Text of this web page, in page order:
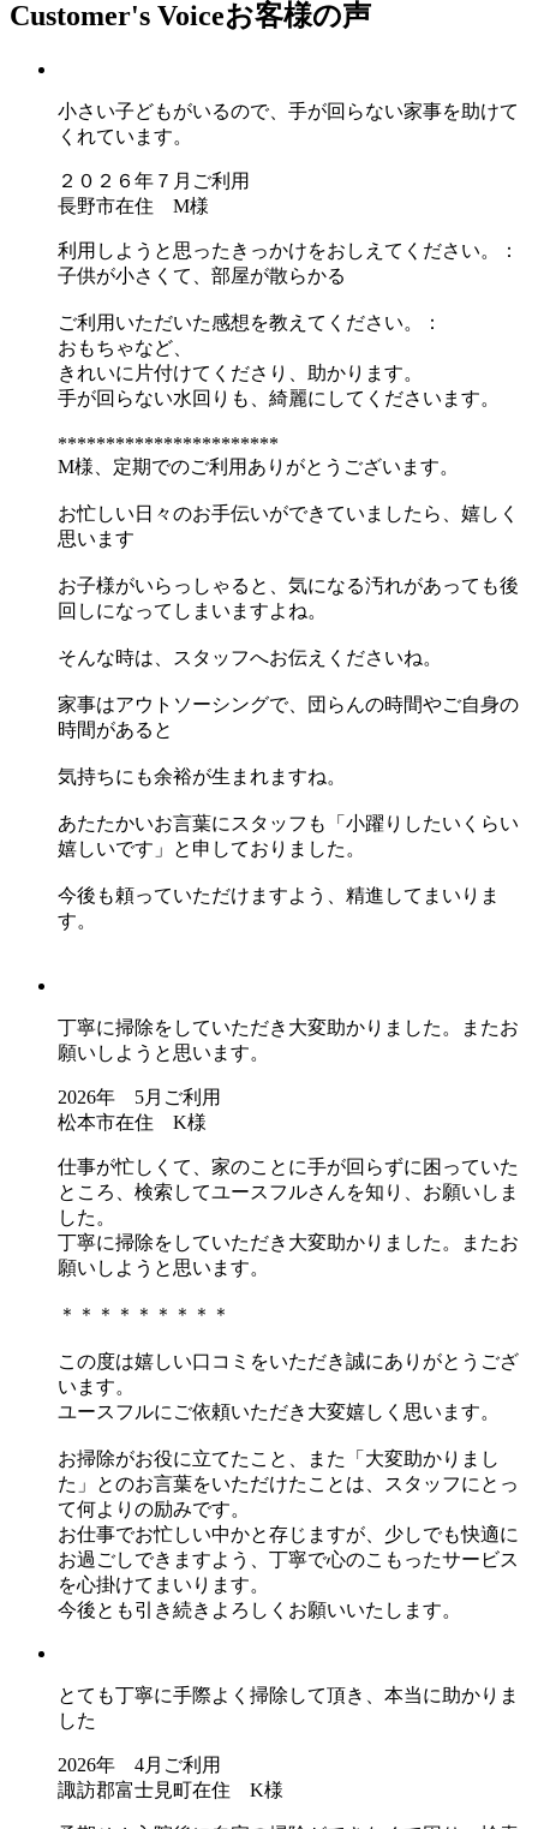
Customer's Voiceお客様の声
小さい子どもがいるので、手が回らない家事を助けて
くれています。
２０２６年７月ご利用
長野市在住 M様
利用しようと思ったきっかけをおしえてください。：
子供が小さくて、部屋が散らかる
ご利用いただいた感想を教えてください。：
おもちゃなど、
きれいに片付けてくださり、助かります。
手が回らない水回りも、綺麗にしてくださいます。
***********************
M様、定期でのご利用ありがとうございます。
お忙しい日々のお手伝いができていましたら、嬉しく
思います
お子様がいらっしゃると、気になる汚れがあっても後
回しになってしまいますよね。
そんな時は、スタッフへお伝えくださいね。
家事はアウトソーシングで、団らんの時間やご自身の
時間があると
気持ちにも余裕が生まれますね。
あたたかいお言葉にスタッフも「小躍りしたいくらい
嬉しいです」と申しておりました。
今後も頼っていただけますよう、精進してまいりま
す。
丁寧に掃除をしていただき大変助かりました。またお
願いしようと思います。
2026年 5月ご利用
松本市在住 K様
仕事が忙しくて、家のことに手が回らずに困っていた
ところ、検索してユースフルさんを知り、お願いしま
した。
丁寧に掃除をしていただき大変助かりました。またお
願いしようと思います。
＊＊＊＊＊＊＊＊＊
この度は嬉しい口コミをいただき誠にありがとうござ
います。
ユースフルにご依頼いただき大変嬉しく思います。
お掃除がお役に立てたこと、また「大変助かりまし
た」とのお言葉をいただけたことは、スタッフにとっ
て何よりの励みです。
お仕事でお忙しい中かと存じますが、少しでも快適に
お過ごしできますよう、丁寧で心のこもったサービス
を心掛けてまいります。
今後とも引き続きよろしくお願いいたします。
とても丁寧に手際よく掃除して頂き、本当に助かりま
した
2026年 4月ご利用
諏訪郡富士見町在住 K様